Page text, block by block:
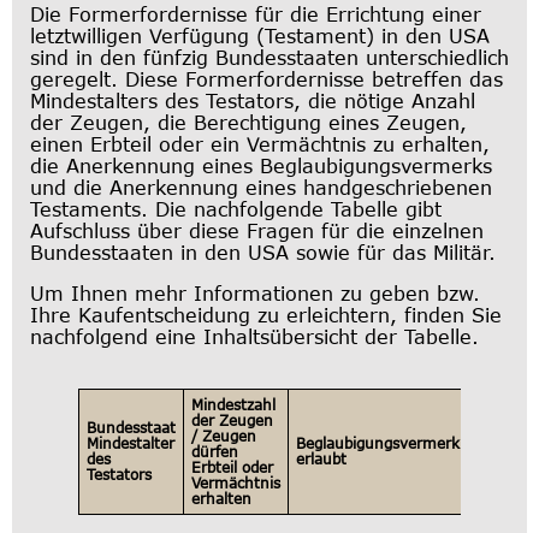
Die Formerfordernisse für die Errichtung einer
letztwilligen Verfügung (Testament) in den USA
sind in den fünfzig Bundesstaaten unterschiedlich
geregelt. Diese Formerfordernisse betreffen das
Mindestalters des Testators, die nötige Anzahl
der Zeugen, die Berechtigung eines Zeugen,
einen Erbteil oder ein Vermächtnis zu erhalten,
die Anerkennung eines Beglaubigungsvermerks
und die Anerkennung eines handgeschriebenen
Testaments. Die nachfolgende Tabelle gibt
Aufschluss über diese Fragen für die einzelnen
Bundesstaaten in den USA sowie für das Militär.
Um Ihnen mehr Informationen zu geben bzw.
Ihre Kaufentscheidung zu erleichtern, finden Sie
nachfolgend eine Inhaltsübersicht der Tabelle.
Bundesstaat
Mindestalter
des
Testators
Mindestzahl
der Zeugen
/ Zeugen
dürfen
Erbteil oder
Vermächtnis
erhalten
Beglaubigungsvermerk
erlaubt